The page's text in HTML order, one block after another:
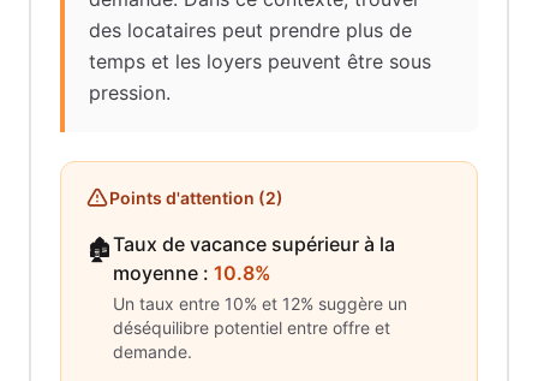
des locataires peut prendre plus de
temps et les loyers peuvent être sous
pression.
Points d'attention (2)
🏚️Taux de vacance supérieur à la
moyenne : 10.8%
Un taux entre 10% et 12% suggère un
déséquilibre potentiel entre offre et
demande.